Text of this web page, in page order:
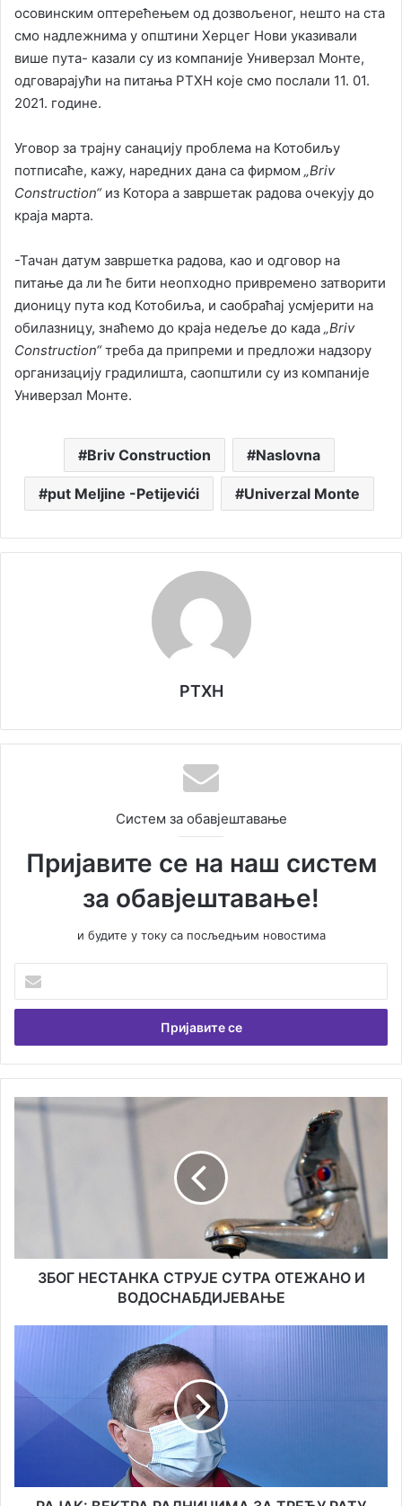
осовинским оптерећењем од дозвољеног, нешто на ста
смо надлежнима у општини Херцег Нови указивали
више пута- казали су из компаније Универзал Монте,
одговарајући на питања РТХН које смо послали 11. 01.
2021. године.
Уговор за трајну санацију проблема на Котобиљу
потписаће, кажу, наредних дана са фирмом „Briv
Construction“из Котора а завршетак радова очекују до
краја марта.
-Тачан датум завршетка радова, као и одговор на
питање да ли ће бити неопходно привремено затворити
дионицу пута код Котобиља, и саобраћај усмјерити на
обилазницу, знаћемо до краја недеље до када „Briv
Construction“треба да припреми и предложи надзору
организацију градилишта, саопштили су из компаније
Универзал Монте.
Briv Construction Naslovna
put Meljine -Petijevići Univerzal Monte
РТХН
Систем за обавјештавање
Пријавите се на наш систем
за обавјештавање!
и будите у току са посљедњим новостима
Вашу
емаил
ЗБОГ
ЗБОГ НЕСТАНКА СТРУЈЕ СУТРА ОТЕЖАНО И
ВОДОСНАБДИЈЕВАЊЕ
ЗА
ТРЕЋУ
ХИЉАДА